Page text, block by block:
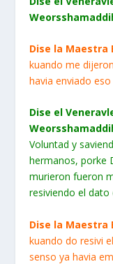
Dise la Maestra
kuando me
havia enviado
Dise el
Voluntad y
hermanos, porke
murieron fueron
resiviendo el dato
Dise la Maestra
kuando do resivi
senso ya havia